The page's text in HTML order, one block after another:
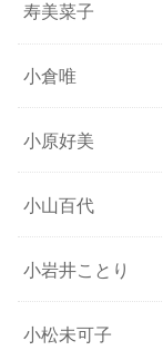
寿美菜子
小倉唯
小原好美
小山百代
小岩井ことり
小松未可子